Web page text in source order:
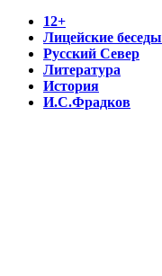
12+
Лицейские беседы
Русский Север
Литература
История
И.С.Фрадков